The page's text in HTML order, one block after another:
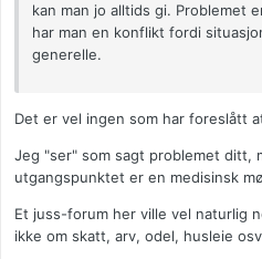
kan man jo alltids gi. Problemet
har man en konflikt fordi
generelle.
Det er vel ingen som har foreslått
Jeg "ser" som sagt problemet ditt,
utgangspunktet er en medisinsk
Et juss-forum her ville vel naturlig
ikke om skatt, arv, odel, husleie